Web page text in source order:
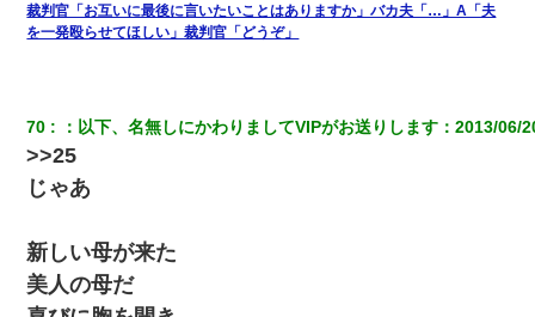
童貞俺、宅飲みした女友達2人を家に泊めた結果ｗｗｗｗｗｗ
したので、母が・・・
【衝撃】ヤンキー女に「サせて」って言った結果
居酒屋にて。兄の紹介者「お酒飲みなって」私「未成年なので無
理です！」酷すぎるワードの連発で、耐えきれず店員に5千円を渡
し「お勘定です。逃がして下さい」その後、録音内容を父に聞か
せたら...
裁判官「お互いに最後に言いたいことはありますか」バカ夫「…」A「夫
を一発殴らせてほしい」裁判官「どうぞ」
70 ： 以下、名無しにかわりましてVIPがお送りします ：2013/06/
>>25
じゃあ
新しい母が来た
美人の母だ